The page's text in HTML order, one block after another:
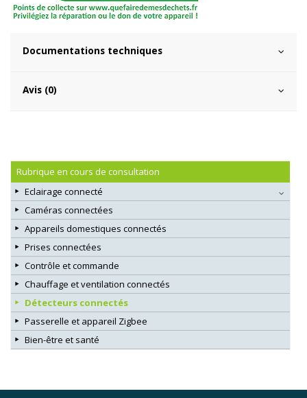
Documentations techniques
Avis (0)
Rubrique en cours de consultation
Eclairage connecté
Caméras connectées
Appareils domestiques connectés
Prises connectées
Contrôle et commande
Chauffage et ventilation connectés
Détecteurs connectés
Passerelle et appareil Zigbee
Bien-être et santé